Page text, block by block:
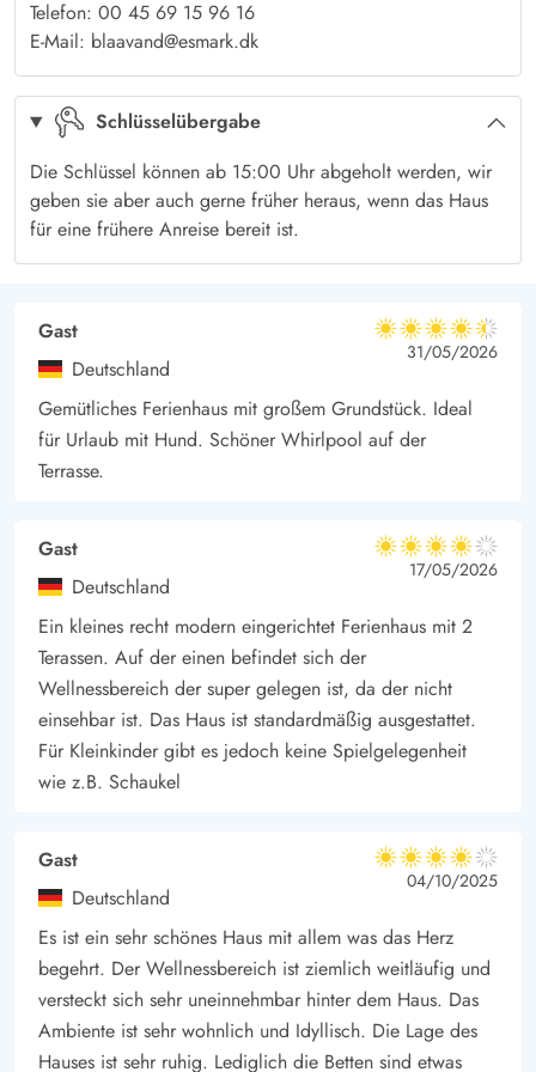
Schöneres gibt als sich in der Sauna wieder aufzuwärmen.
Nach 600 Metern Fußmarsch erreicht ihr das idyllische
Zentrum von Blåvand. Mit einem Hot Dog als Mittagssnack und
einem anschließenden Softeis, kommt ihr in die richtige
Ferienstimmung. Die Einkaufsmeile von Blåvand hat einiges zu
bieten. Hier bekommt ihr alles für Euren Grillabend, beim
Schlachter, Fischladen oder im Supermarkt.
bestimmt das passende Restaurant für Euer Abendessen finden.
Vom Hot Dog Stand, über Tapas bis zum Italiener wird Euch
einiges geboten.
Die Lademöglichkeit für das Elektroauto ist eine Ladestation
mit Typ 2 Stecker.
Telefon: 00 45 69 15 96 16
E-Mail: blaavand@esmark.dk
Schlüsselübergabe
Die Schlüssel können ab 15:00 Uhr abgeholt werden, wir
geben sie aber auch gerne früher heraus, wenn das Haus
für eine frühere Anreise bereit ist.
Gast
Deutschland
4.5 von 5
4.5 von 5
4.5 out of 5
31/05/2026
Gemütliches Ferienhaus mit großem Grundstück. Ideal
für Urlaub mit Hund. Schöner Whirlpool auf der
Terrasse.
Gast
Deutschland
4 von 5
4 von 5
4 out of 5
17/05/2026
Ein kleines recht modern eingerichtet Ferienhaus mit 2
Terassen. Auf der einen befindet sich der
Wellnessbereich der super gelegen ist, da der nicht
einsehbar ist. Das Haus ist standardmäßig ausgestattet.
Für Kleinkinder gibt es jedoch keine Spielgelegenheit
wie z.B. Schaukel
Gast
Deutschland
4 von 5
4 von 5
4 out of 5
04/10/2025
Es ist ein sehr schönes Haus mit allem was das Herz
begehrt. Der Wellnessbereich ist ziemlich weitläufig und
versteckt sich sehr uneinnehmbar hinter dem Haus. Das
Ambiente ist sehr wohnlich und Idyllisch. Die Lage des
Hauses ist sehr ruhig. Lediglich die Betten sind etwas